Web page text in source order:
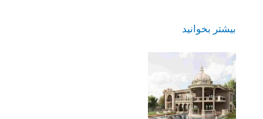
بیشتر بخوانید